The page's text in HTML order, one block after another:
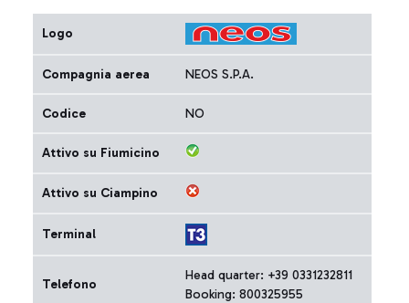
Logo
Compagnia aerea NEOS S.P.A.
Codice NO
Attivo su Fiumicino
Attivo su Ciampino
Terminal
Telefono
Head quarter: +39 0331232811
Booking: 800325955